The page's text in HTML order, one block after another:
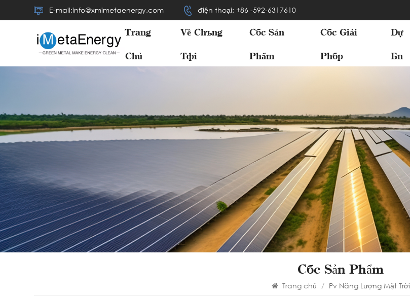
E-mail:info@xmimetaenergy.com điện thoại: +86 -592-6317610
Trang
Chủ
Về Chúng
Tôi
Các Sản
Phẩm
Các Giải
Pháp
Dự
Án
Các Sản Phẩm
Trang chủ / Pv Năng Lượng Mặt Trời